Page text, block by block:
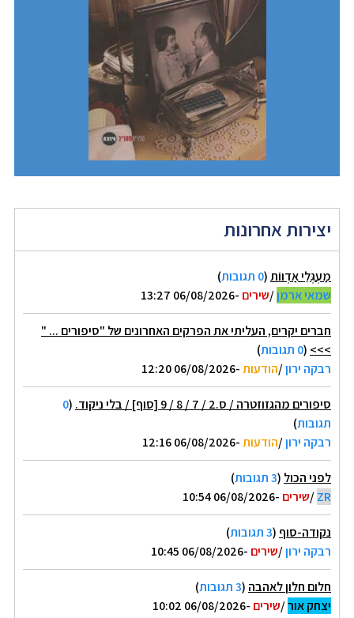
יצירות אחרונות
מַעְגְּלֵי אַדְווֹת(0 תגובות
)
שמאי ארמן/שירים -06/08/2026 13:27
חברים יקרים, העליתי את הפרקים האחרונים של "סיפורים ... "
>>>
(0 תגובות
)
רבקה ירון/הודעות-06/08/2026 12:20
סיפורים מהגזוזטרה / ס.2 / 7 / 8 / 9 [סוף] / בלי ניקוד. (
0
תגובות)
רבקה ירון/הודעות-06/08/2026 12:16
לפני הכול (3 תגובות
)
ZR
/שירים -06/08/2026 10:54
נקודה-סוף (3 תגובות
)
רבקה ירון/שירים -06/08/2026 10:45
חלום חלון לאהבה (3 תגובות
)
יצחק אור/שירים -06/08/2026 10:02